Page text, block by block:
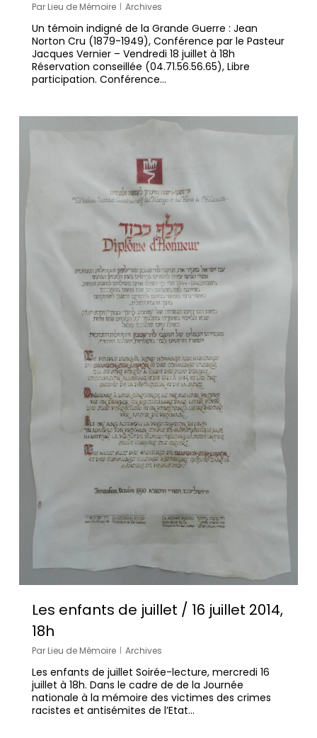
Par Lieu de Mémoire Archives
Un témoin indigné de la Grande Guerre : Jean
Norton Cru (1879-1949), Conférence par le Pasteur
Jacques Vernier – Vendredi 18 juillet à 18h
Réservation conseillée (04.71.56.56.65), Libre
participation. Conférence…
Les enfants de juillet / 16 juillet 2014,
18h
Par Lieu de Mémoire Archives
Les enfants de juillet Soirée-lecture, mercredi 16
juillet à 18h. Dans le cadre de de la Journée
nationale à la mémoire des victimes des crimes
racistes et antisémites de l’Etat…